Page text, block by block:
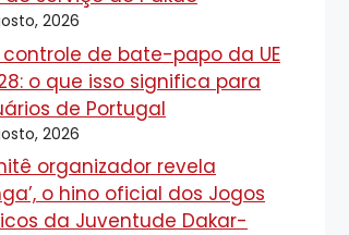
2026
controle de bate-papo da UE
o que isso significa para
de Portugal
2026
organizador revela
o hino oficial dos Jogos
da Juventude Dakar-